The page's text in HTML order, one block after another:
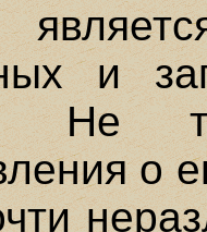
и
Не
о